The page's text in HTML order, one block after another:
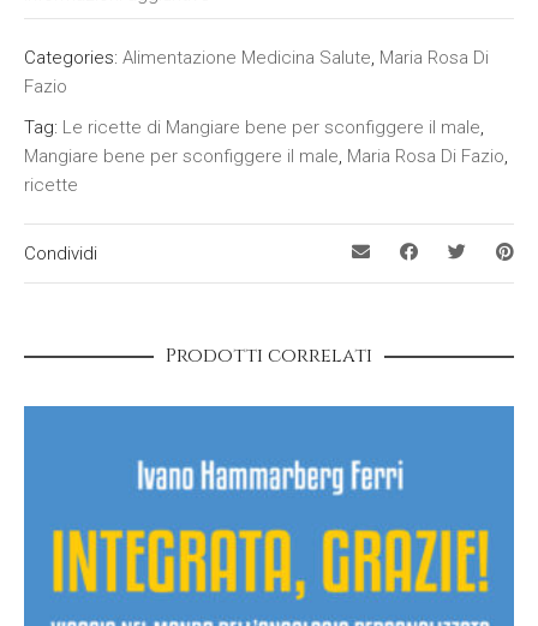
Tipo
Cartaceo, Ebook
ISBN
9788869395758
Prezzo
19,00 €
Confezione
Brossura con risvolti
Categories: Alimentazione Medicina Salute, Maria Rosa Di
Fazio
Tag: Le ricette di Mangiare bene per sconfiggere il male,
Mangiare bene per sconfiggere il male, Maria Rosa Di Fazio,
ricette
Condividi
Prodotti correlati